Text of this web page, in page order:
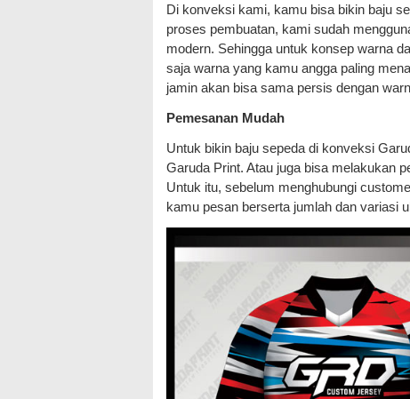
Di konveksi kami, kamu bisa bikin baju
proses pembuatan, kami sudah
modern. Sehingga untuk konsep warna
saja warna yang kamu angga paling
jamin akan bisa sama persis dengan
Pemesanan Mudah
Untuk bikin baju sepeda di konveksi
Garuda Print. Atau juga bisa melakukan
Untuk itu, sebelum menghubungi
kamu pesan berserta jumlah dan variasi